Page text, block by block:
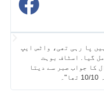
پا رہی تھی، واٹس ایپ
میں حل مل گیا. اسٹاف بوہت
کا جواب صبر سے دیتا